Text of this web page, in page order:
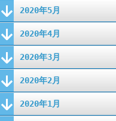
2020年5月
2020年4月
2020年3月
2020年2月
2020年1月